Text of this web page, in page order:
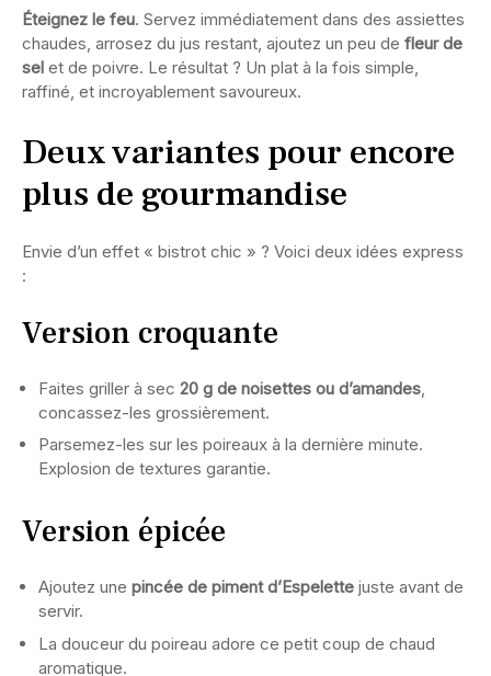
Éteignez le feu. Servez immédiatement dans des assiettes
chaudes, arrosez du jus restant, ajoutez un peu de fleur de
sel et de poivre. Le résultat ? Un plat à la fois simple,
raffiné, et incroyablement savoureux.
Deux variantes pour encore
plus de gourmandise
Envie d’un effet « bistrot chic » ? Voici deux idées express
:
Version croquante
Faites griller à sec 20 g de noisettes ou d’amandes
concassez-les grossièrement.
Parsemez-les sur les poireaux à la dernière minute.
Explosion de textures garantie.
Version épicée
Ajoutez une pincée de piment d’Espelette juste avant de
servir.
La douceur du poireau adore ce petit coup de chaud
aromatique.